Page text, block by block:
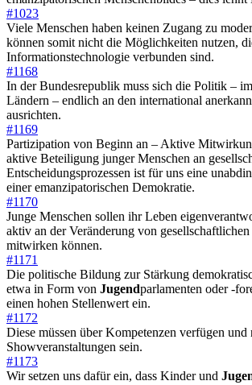
#1023
Viele Menschen haben keinen Zugang zu
können somit nicht die Möglichkeiten nutzen,
Informationstechnologie verbunden sind.
#1168
In der Bundesrepublik muss sich die Politik –
Ländern – endlich an den international
ausrichten.
#1169
Partizipation von Beginn an – Aktive
aktive Beteiligung junger Menschen an
Entscheidungsprozessen ist für uns eine
einer emanzipatorischen Demokratie.
#1170
Junge Menschen sollen ihr Leben
aktiv an der Veränderung von gesellschaftlichen
mitwirken können.
#1171
Die politische Bildung zur Stärkung
etwa in Form von Jugendparlamenten oder -
einen hohen Stellenwert ein.
#1172
Diese müssen über Kompetenzen verfügen und
Showveranstaltungen sein.
#1173
Wir setzen uns dafür ein, dass Kinder und